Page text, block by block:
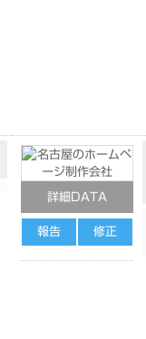
詳細DATA
報告 修正